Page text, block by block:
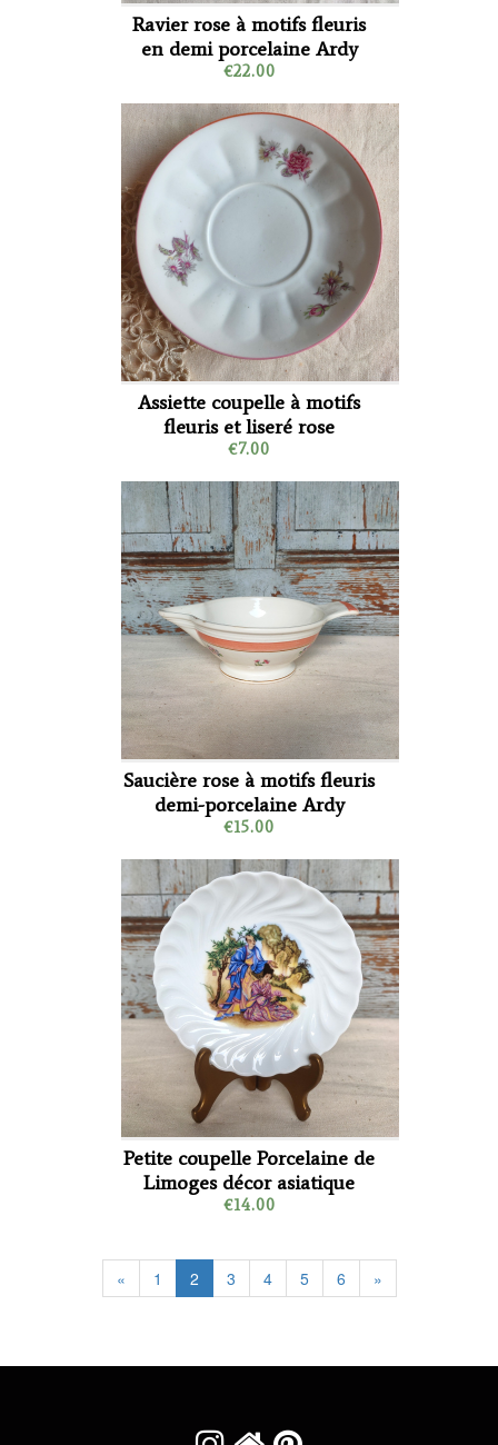
Ravier rose à motifs fleuris
en demi porcelaine Ardy
€22.00
Assiette coupelle à motifs
fleuris et liseré rose
€7.00
Saucière rose à motifs fleuris
demi-porcelaine Ardy
€15.00
Petite coupelle Porcelaine de
Limoges décor asiatique
€14.00
« 1 2 3 4 5 6 »